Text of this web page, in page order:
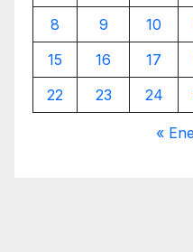
8
9 10
15
16 17
22
23 24
«